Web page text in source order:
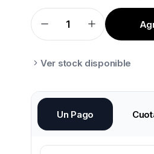
PRINTALOT
WOOD
Ver stock disponible
Un Pago